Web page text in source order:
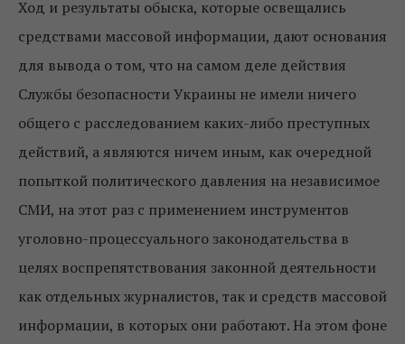
Ход и результаты обыска, которые освещались
средствами массовой информации, дают основания
для вывода о том, что на самом деле действия
Службы безопасности Украины не имели ничего
общего с расследованием каких-либо преступных
действий, а являются ничем иным, как очередной
попыткой политического давления на независимое
СМИ, на этот раз с применением инструментов
уголовно-процессуального законодательства в
целях воспрепятствования законной деятельности
как отдельных журналистов, так и средств массовой
информации, в которых они работают. На этом фоне